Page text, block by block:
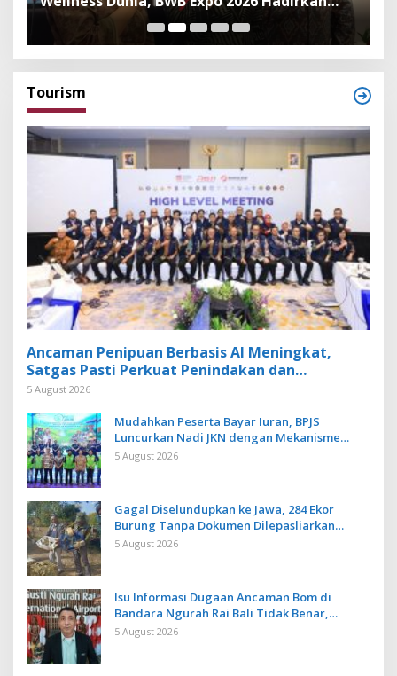
Exhibitor Nasional dan Global
Tourism
Ancaman Penipuan Berbasis AI Meningkat,
Satgas Pasti Perkuat Penindakan dan
Pengembangan Aplikasi Anti Penipuan
5 August 2026
Mudahkan Peserta Bayar Iuran, BPJS
Luncurkan Nadi JKN dengan Mekanisme
Menabung
5 August 2026
Gagal Diselundupkan ke Jawa, 284 Ekor
Burung Tanpa Dokumen Dilepasliarkan
Cegah Ancaman Penyakit
5 August 2026
Isu Informasi Dugaan Ancaman Bom di
Bandara Ngurah Rai Bali Tidak Benar,
Operasional Penerbangan Lancar
5 August 2026